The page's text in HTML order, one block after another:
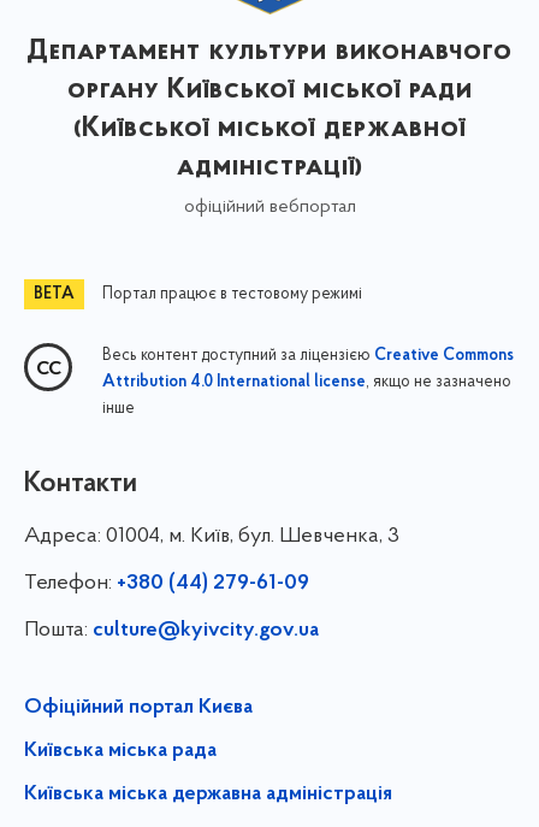
Департамент культури виконавчого
органу Київської міської ради
(Київської міської державної
адміністрації)
офіційний вебпортал
Портал працює в тестовому режимі
Весь контент доступний за ліцензією Creative Commons
Attribution 4.0 International license, якщо не зазначено
інше
Контакти
Адреса: 01004, м. Київ, бул. Шевченка, 3
Телефон: +380 (44) 279-61-09
Пошта: culture@kyivcity.gov.ua
Офіційний портал Києва
Київська міська рада
Київська міська державна адміністрація